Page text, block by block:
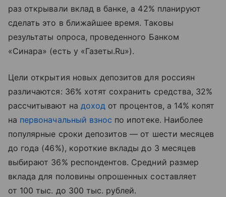
раз открывали вклад в банке, а 42% планируют
сделать это в ближайшее время. Таковы
результаты опроса, проведенного Банком
«Синара» (есть у «Газеты.Ru»).
Цели открытия новых депозитов для россиян
различаются: 36% хотят сохранить средства, 32%
рассчитывают на доход от процентов, а 14% копят
на первоначальный взнос по ипотеке. Наиболее
популярные сроки депозитов — от шести месяцев
до года (46%), короткие вклады до 3 месяцев
выбирают 36% респондентов. Средний размер
вклада для половины опрошенных составляет
от 100 тыс. до 300 тыс. рублей.